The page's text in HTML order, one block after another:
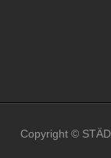
Copyright ©